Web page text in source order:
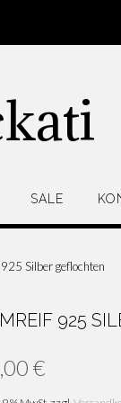
SALE
Silber geflochten
925
€